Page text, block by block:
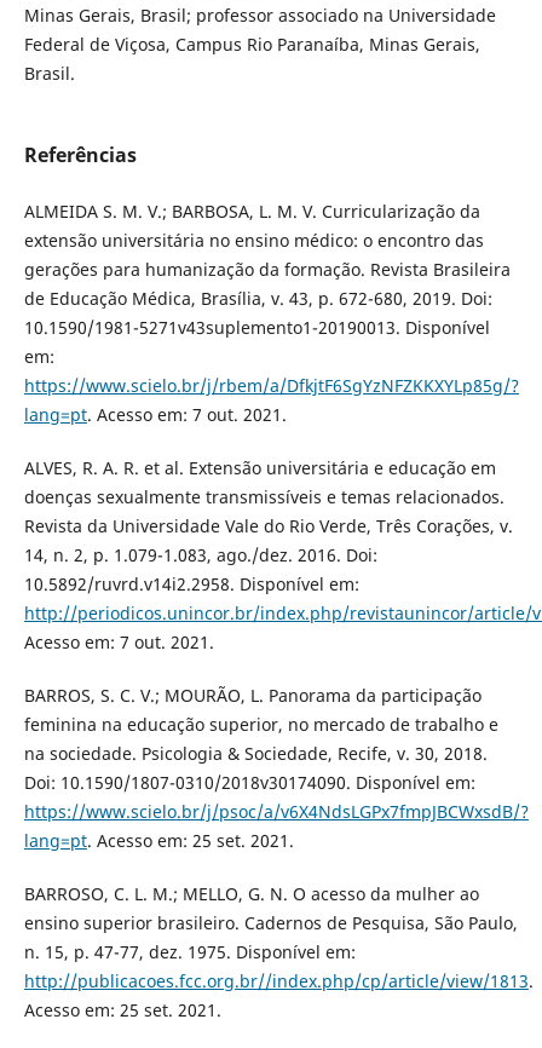
Minas Gerais, Brasil; professor associado na Universidade
Federal de Viçosa, Campus Rio Paranaíba, Minas Gerais,
Brasil.
Referências
ALMEIDA S. M. V.; BARBOSA, L. M. V. Curricularização da
extensão universitária no ensino médico: o encontro das
gerações para humanização da formação. Revista Brasileira
de Educação Médica, Brasília, v. 43, p. 672-680, 2019. Doi:
10.1590/1981-5271v43suplemento1-20190013. Disponível
em:
https://www.scielo.br/j/rbem/a/DfkjtF6SgYzNFZKKXYLp85g/?
lang=pt. Acesso em: 7 out. 2021.
ALVES, R. A. R. et al. Extensão universitária e educação em
doenças sexualmente transmissíveis e temas relacionados.
Revista da Universidade Vale do Rio Verde, Três Corações, v.
14, n. 2, p. 1.079-1.083, ago./dez. 2016. Doi:
10.5892/ruvrd.v14i2.2958. Disponível em:
http://periodicos.unincor.br/index.php/revistaunincor/article/
Acesso em: 7 out. 2021.
BARROS, S. C. V.; MOURÃO, L. Panorama da participação
feminina na educação superior, no mercado de trabalho e
na sociedade. Psicologia & Sociedade, Recife, v. 30, 2018.
Doi: 10.1590/1807-0310/2018v30174090. Disponível em:
https://www.scielo.br/j/psoc/a/v6X4NdsLGPx7fmpJBCWxsdB/?
lang=pt. Acesso em: 25 set. 2021.
BARROSO, C. L. M.; MELLO, G. N. O acesso da mulher ao
ensino superior brasileiro. Cadernos de Pesquisa, São Paulo,
n. 15, p. 47-77, dez. 1975. Disponível em:
http://publicacoes.fcc.org.br//index.php/cp/article/view/1813.
Acesso em: 25 set. 2021.